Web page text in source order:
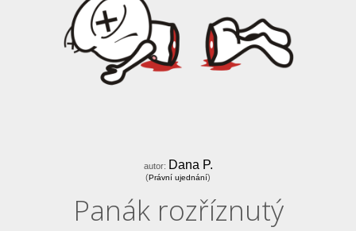
autor: Dana P.
(Právní ujednání)
Panák rozříznutý